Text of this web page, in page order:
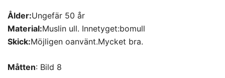
Ålder:Ungefär 50 år
Material:Muslin ull. Innetyget:bomull
Skick:Möjligen oanvänt.Mycket bra.
Måtten: Bild 8